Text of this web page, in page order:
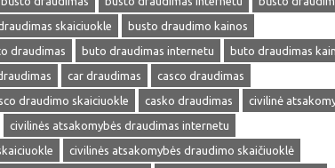
skaiciuokle
busto draudimo kainos
draudimas buto draudimas internetu
buto draudimas
car draudimas
casco draudimas
draudimo skaiciuokle casko draudimas
civilinė
civilinės atsakomybės draudimas internetu
civilinės atsakomybės draudimo skaičiuoklė